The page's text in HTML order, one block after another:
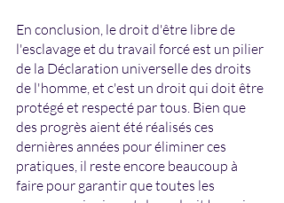
En conclusion, le droit d'être libre de
l'esclavage et du travail forcé est un pilier
de la Déclaration universelle des droits
de l'homme, et c'est un droit qui doit être
protégé et respecté par tous. Bien que
des progrès aient été réalisés ces
dernières années pour éliminer ces
pratiques, il reste encore beaucoup à
faire pour garantir que toutes les